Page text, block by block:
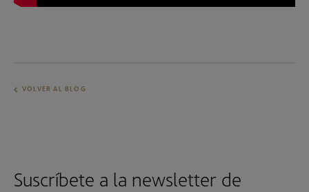
VOLVER AL BLOG
Suscríbete a la newsletter de